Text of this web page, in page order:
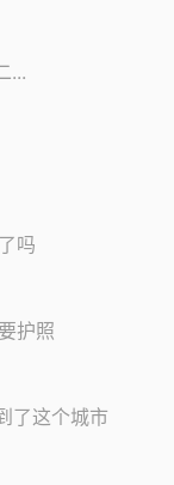
...
吗
护照
了这个城市